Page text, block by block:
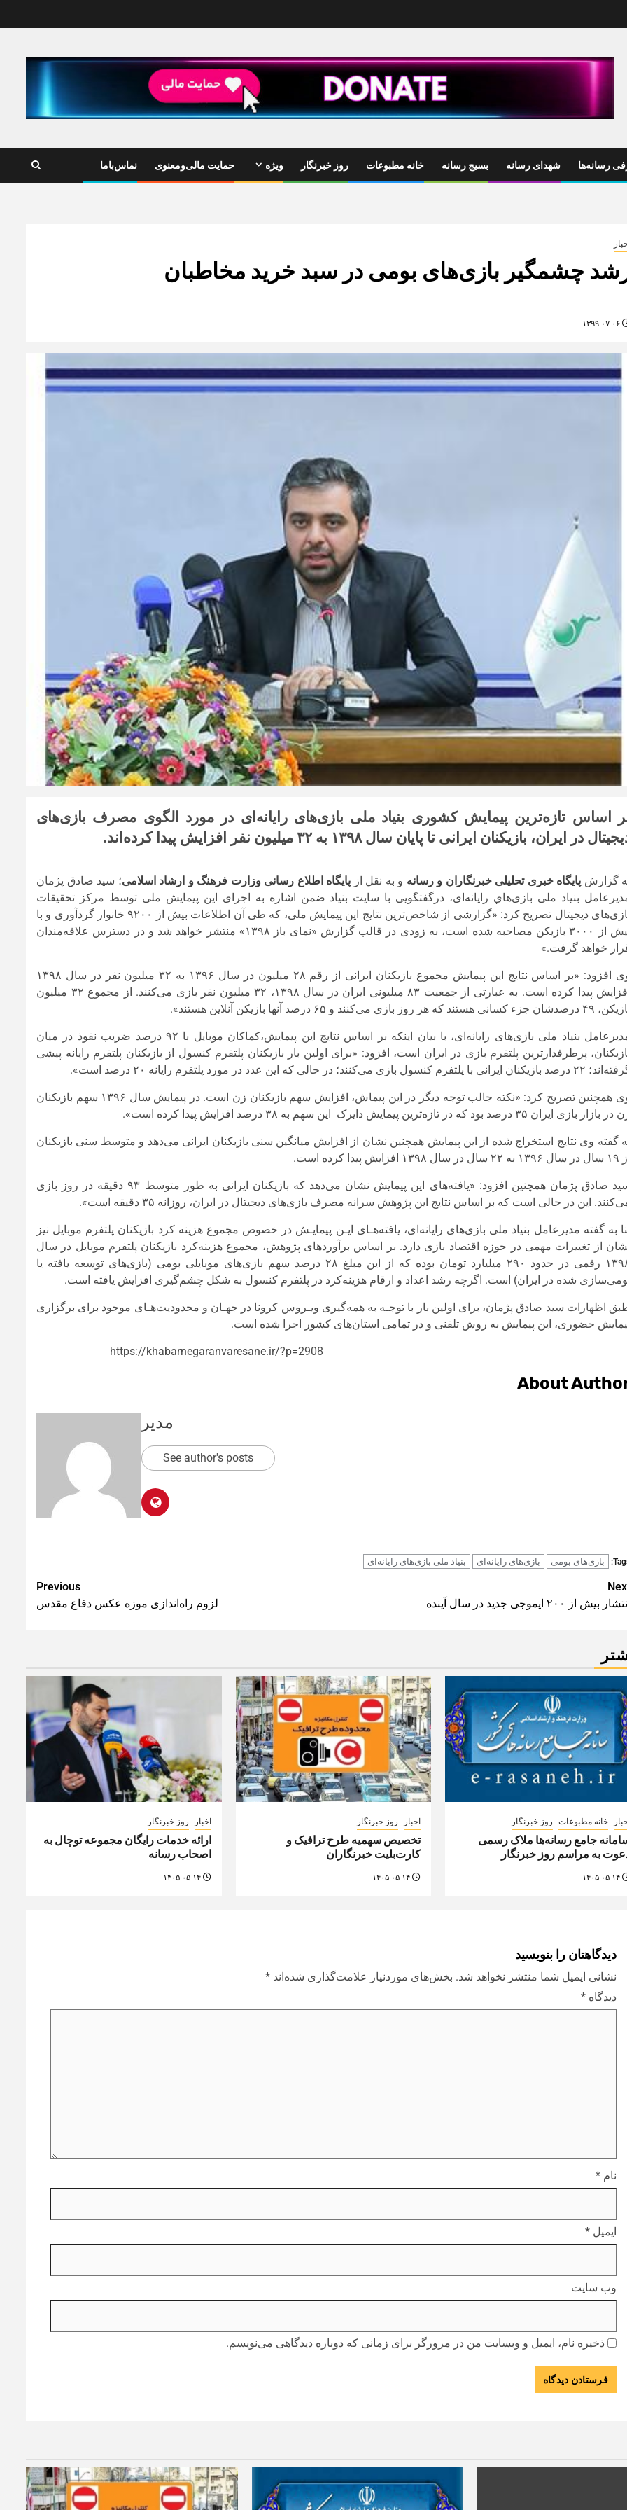
رسانه‌ها شهدای رسانه بسیج رسانه خانه مطبوعات روز خبرنگار ویژه حمایت مالی‌ومعنوی نماس‌باما
چشمگیر بازی‌‌های بومی در سبد خرید مخاطبان
اساس تازه‌ترین پیمایش کشوری بنیاد ملی بازی‌های رایانه‌ای در مورد الگوی مصرف بازی‌های
در ایران، بازیکنان ایرانی تا پایان سال ۱۳۹۸ به ۳۲ میلیون نفر افزایش پیدا کرده‌اند.
گزارش پایگاه خبری تحلیلی خبرنگاران و رسانه و به نقل از پایگاه اطلاع رسانی وزارت فرهنگ و ارشاد اسلامی؛ سید صادق پژمان
بنیاد ملی بازی‌هاي رایانه‌ای، درگفتگویی با سایت بنیاد ضمن اشاره به اجرای این پیمایش ملی توسط مرکز تحقیقات
بازی‌های دیجیتال تصریح کرد: «گزارشی از شاخص‌ترین نتایج این پیمایش ملی، که طی آن اطلاعات بیش از ۹۲۰۰ خانوار گردآوری و با
بیش از ۳۰۰۰ بازیکن مصاحبه شده است، به زودی در قالب گزارش «نمای باز ۱۳۹۸» منتشر خواهد شد و در دسترس علاقه‌مندان
خواهد گرفت.»
وی افزود: «بر اساس نتایج این پیمایش مجموع بازیکنان ایرانی از رقم ۲۸ میلیون در سال ۱۳۹۶ به ۳۲ میلیون نفر در سال ۱۳۹۸
افزایش پیدا کرده است. به عبارتی از جمعیت ۸۳ میلیونی ایران در سال ۱۳۹۸، ۳۲ میلیون نفر بازی می‌کنند. از مجموع ۳۲ میلیون
جزء کسانی هستند که هر روز بازی‌ می‌کنند و ۶۵ درصد آنها بازیکن آنلاین هستند».
مدیرعامل بنیاد ملی بازی‌های رایانه‌ای، با بیان اینکه بر اساس نتایج این پیمایش،کماکان موبایل با ۹۲ درصد ضریب نفوذ در میان
پرطرفدارترین پلتفرم بازی در ایران است، افزود: «برای اولین بار بازیکنان پلتفرم کنسول از بازیکنان پلتفرم رایانه پیشی
بازیکنان ایرانی با پلتفرم کنسول بازی می‌کنند؛ در حالی که این عدد در مورد پلتفرم رایانه ۲۰ درصد است».
وی همچنین تصریح کرد: «نکته جالب توجه دیگر در این پیماش، افزایش سهم بازیکنان زن است. در پیمایش سال ۱۳۹۶ سهم بازیکنان
بازار بازی ایران ۳۵ درصد بود که در تازه‌ترین پیمایش دایرک این سهم به ۳۸ درصد افزایش پیدا کرده است».
گفته وی نتایج استخراج شده از این پیمایش همچنین نشان از افزایش میانگین سنی بازیکنان ایرانی می‌دهد و متوسط سنی بازیکنان
از ۱۹ سال در سال ۱۳۹۶ به ۲۲ سال در سال ۱۳۹۸ افزایش پیدا کرده است.
سید صادق پژمان همچنین افزود: «یافته‌های این پیمایش نشان می‌دهد که بازیکنان ایرانی به طور متوسط ۹۳ دقیقه در روز بازی
این در حالی است که بر اساس نتایج این پژوهش سرانه مصرف بازی‌های دیجیتال در ایران، روزانه ۳۵ دقیقه است».
به گفته مدیرعامل بنیاد ملی بازی‌های رایانه‌ای، یافته‌هـای ایـن پیمایـش در خصوص مجموع هزینه کرد بازیکنان پلتفرم موبایل نیز
از تغییرات مهمی در حوزه اقتصاد بازی دارد. بر اساس برآوردهای پژوهش، مجموع هزینه‌کرد بازیکنان پلتفرم موبایل در سال
۱۳۹۸ رقمی در حدود ۲۹۰ میلیارد تومان بوده که از این مبلغ ۲۸ درصد سهم بازی‌های موبایلی بومی (بازی‌های توسعه یافته یا
شده در ایران) است. اگرچه رشد اعداد و ارقام هزینه‌کرد در پلتفرم کنسول به شکل چشم‌گیری افزایش یافته است.
اظهارات سید صادق پژمان، برای اولین بار با توجـه به همه‌گیری ویـروس کرونا در جهـان و محدودیت‌هـای موجود برای برگزاری
حضوری، این پیمایش به روش تلفنی و در تمامی استان‌های کشور اجرا شده است.
https://khabarnegaranvaresane.ir/?p=2908
About
مدیر
See author's posts
بازی‌‌های بومی بازی‌های رایانه‌ای بنیاد ملی بازی‌های رایانه‌ای
Previous
لزوم راه‌اندازی موزه عکس دفاع مقدس
انتشار بیش از ۲۰۰ ایموجی جدید در سال آینده
خانه مطبوعات روز خبرنگار
جامع رسانه‌ها ملاک رسمی
به مراسم روز خبرنگار
اخبار روز خبرنگار
تخصیص سهمیه طرح ترافیک و
کارت‌بلیت خبرنگاران
۱۴۰۵-۰۵-۱۴
اخبار روز خبرنگار
ارائه خدمات رایگان مجموعه توچال به
اصحاب رسانه
۱۴۰۵-۰۵-۱۴
دیدگاهتان را بنویسید
نشانی ایمیل شما منتشر نخواهد شد. بخش‌های موردنیاز علامت‌گذاری شده‌اند *
دیدگاه *
نام *
ایمیل *
وب‌ سایت
ذخیره نام، ایمیل و وبسایت من در مرورگر برای زمانی که دوباره دیدگاهی می‌نویسم.